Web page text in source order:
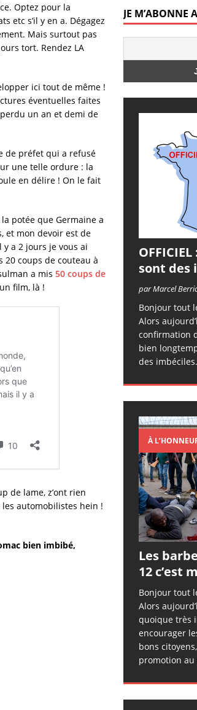
Optez pour la
etc s’il y en a. Dégagez
Mais surtout pas
tort. Rendez LA
ici tout de même !
éventuelles faites
un an et demi de
de préfet qui a refusé
une telle ordure : la
en délire ! On le fait
potée que Germaine a
et mon devoir est de
a 2 jours je vous ai
coups de couteau à
a mis 50 coups de
film, là !
de lame, z’ont rien
automobilistes hein !
bien imbibé,
JE M’ABONNE
sont des
par Marcel
Bonjour tout
Alors
confirmation
bien
des
À
Les
12 c’est
Bonjour tout
Alors
quoique très
encourager
bons
promotion au